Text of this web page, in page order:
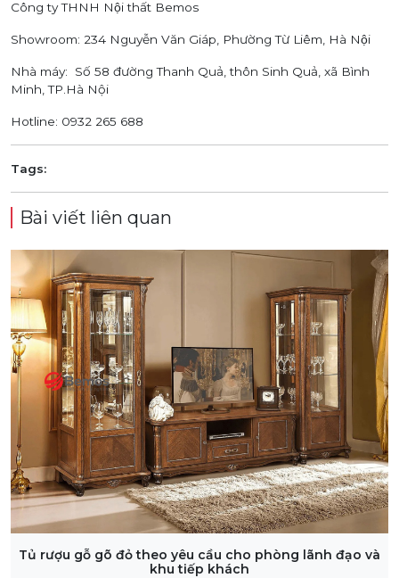
Công ty THNH Nội thất Bemos
Showroom: 234 Nguyễn Văn Giáp, Phường Từ Liêm, Hà Nội
Nhà máy: Số 58 đường Thanh Quả, thôn Sinh Quả, xã Bình
Minh, TP.Hà Nội
Hotline: 0932 265 688
Tags:
Bài viết liên quan
Tủ rượu gỗ gõ đỏ theo yêu cầu cho phòng lãnh đạo và
khu tiếp khách